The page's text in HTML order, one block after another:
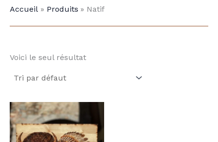
Accueil Produits Natif
Voici le seul résultat